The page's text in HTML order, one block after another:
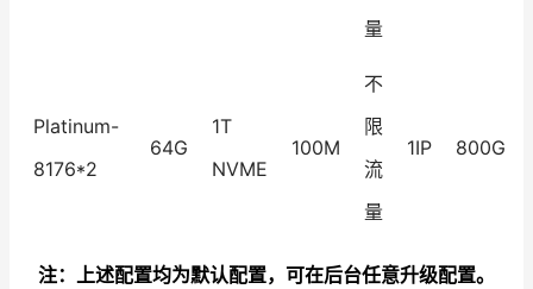
量
Platinum-
8176*2
64G
1T
NVME
100M
不
限
流
量
1IP 800G
注：上述配置均为默认配置，可在后台任意升级配置。